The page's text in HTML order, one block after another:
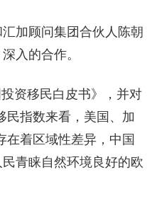
加顾问集团合伙人陈朝
入的合作。
资移民白皮书》，并对
民指数来看，美国、加
在着区域性差异，中国
青睐自然环境良好的欧